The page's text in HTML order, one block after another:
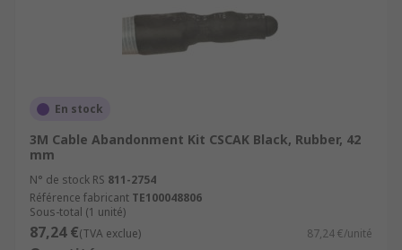
En stock
3M Cable Abandonment Kit CSCAK Black, Rubber, 42
mm
N° de stock RS 811-2754
Référence fabricant TE100048806
Sous-total (1 unité)
87,24 €(TVA exclue) 87,24 €/unité